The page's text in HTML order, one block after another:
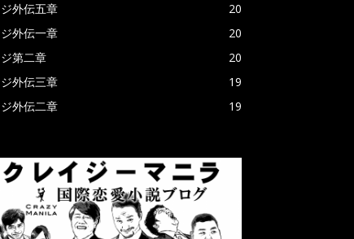
外伝五章
20
外伝一章
20
第二章
20
外伝三章
19
外伝二章
19